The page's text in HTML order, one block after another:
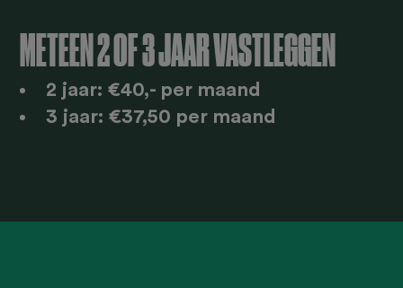
METEEN 2 OF 3 JAAR VASTLEGGEN
2 jaar: €40,- per maand
3 jaar: €37,50 per maand